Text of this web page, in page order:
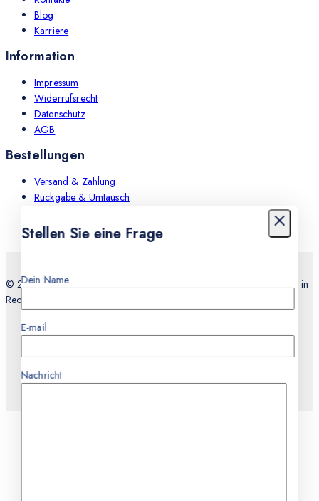
Blog
Karriere
Information
Impressum
Widerrufsrecht
Datenschutz
AGB
Bestellungen
Versand & Zahlung
Rückgabe & Umtausch
© 2026 Teknocell Handy Reparatur, An und Verkauf Express Service in
Recklinghausen
Stellen Sie eine Frage
Dein Name
E-mail
Nachricht